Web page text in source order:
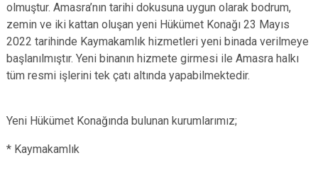
olmuştur. Amasra’nın tarihi dokusuna uygun olarak bodrum,
zemin ve iki kattan oluşan yeni Hükümet Konağı 23 Mayıs
2022 tarihinde Kaymakamlık hizmetleri yeni binada verilmeye
başlanılmıştır. Yeni binanın hizmete girmesi ile Amasra halkı
tüm resmi işlerini tek çatı altında yapabilmektedir.
Yeni Hükümet Konağında bulunan kurumlarımız;
* Kaymakamlık